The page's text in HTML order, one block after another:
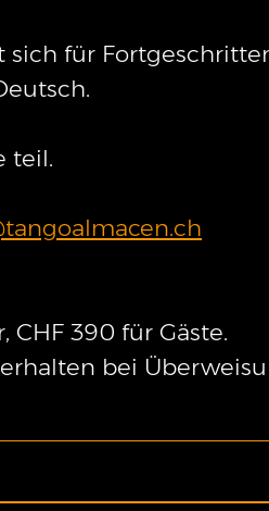
sich für
teil.
CHF 390 für Gäste.
bei